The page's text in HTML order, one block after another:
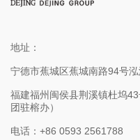
地址：
宁德市蕉城区蕉城南路94号泓
福建福州闽侯县荆溪镇杜坞
团驻榕办）
电话：+86 0593 2561788